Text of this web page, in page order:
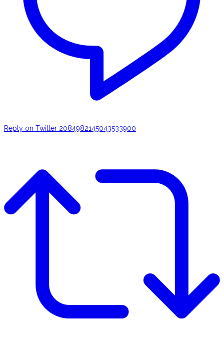
Reply on Twitter 2084982145043533900